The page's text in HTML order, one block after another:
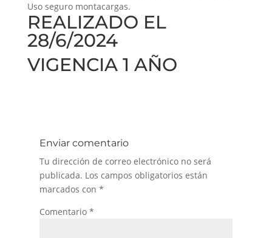
Uso seguro montacargas.
REALIZADO EL
28/6/2024
VIGENCIA 1 AÑO
Enviar comentario
Tu dirección de correo electrónico no será
publicada. Los campos obligatorios están
marcados con *
Comentario *